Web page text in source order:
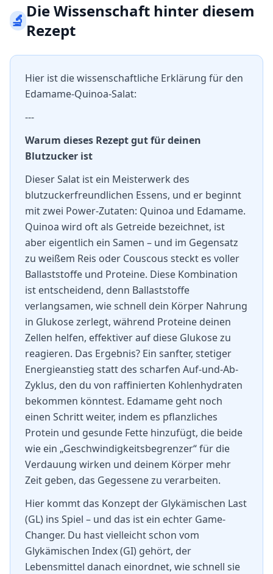
🔬Die Wissenschaft hinter diesem
Rezept
Hier ist die wissenschaftliche Erklärung für den
Edamame-Quinoa-Salat:
---
Warum dieses Rezept gut für deinen
Blutzucker ist
Dieser Salat ist ein Meisterwerk des
blutzuckerfreundlichen Essens, und er beginnt
mit zwei Power-Zutaten: Quinoa und Edamame.
Quinoa wird oft als Getreide bezeichnet, ist
aber eigentlich ein Samen – und im Gegensatz
zu weißem Reis oder Couscous steckt es voller
Ballaststoffe und Proteine. Diese Kombination
ist entscheidend, denn Ballaststoffe
verlangsamen, wie schnell dein Körper Nahrung
in Glukose zerlegt, während Proteine deinen
Zellen helfen, effektiver auf diese Glukose zu
reagieren. Das Ergebnis? Ein sanfter, stetiger
Energieanstieg statt des scharfen Auf-und-Ab-
Zyklus, den du von raffinierten Kohlenhydraten
bekommen könntest. Edamame geht noch
einen Schritt weiter, indem es pflanzliches
Protein und gesunde Fette hinzufügt, die beide
wie ein „Geschwindigkeitsbegrenzer“ für die
Verdauung wirken und deinem Körper mehr
Zeit geben, das Gegessene zu verarbeiten.
Hier kommt das Konzept der Glykämischen Last
(GL) ins Spiel – und das ist ein echter Game-
Changer. Du hast vielleicht schon vom
Glykämischen Index (GI) gehört, der
Lebensmittel danach einordnet, wie schnell sie